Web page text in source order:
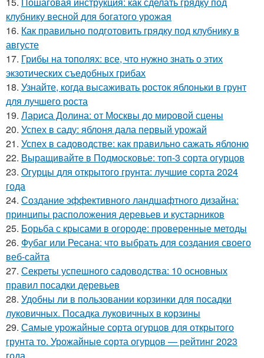
клубнику весной для богатого урожая
16. Как правильно подготовить грядку под клубнику в
августе
17. Грибы на тополях: все, что нужно знать о этих
экзотических съедобных грибах
18. Узнайте, когда высаживать росток яблоньки в грунт
для лучшего роста
19. Лариса Долина: от Москвы до мировой сцены
20. Успех в саду: яблоня дала первый урожай
21. Успех в садоводстве: как правильно сажать яблоню
22. Выращивайте в Подмосковье: топ-3 сорта огурцов
23. Огурцы для открытого грунта: лучшие сорта 2024
года
24. Создание эффективного ландшафтного дизайна:
принципы расположения деревьев и кустарников
25. Борьба с крысами в огороде: проверенные методы
26. Фубаг или Ресана: что выбрать для создания своего
веб-сайта
27. Секреты успешного садоводства: 10 основных
правил посадки деревьев
28. Удобны ли в пользовании корзинки для посадки
луковичных. Посадка луковичных в корзины
29. Самые урожайные сорта огурцов для открытого
грунта то. Урожайные сорта огурцов — рейтинг 2023
года